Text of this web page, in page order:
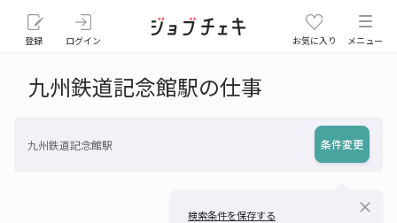
登録 ログイン お気に入り メニュー
九州鉄道記念館駅の仕事
九州鉄道記念館駅 条件変更
検索条件を保存する close